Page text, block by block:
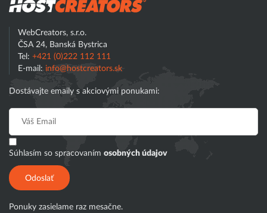
WebCreators, s.r.o.
ČSA 24, Banská Bystrica
Tel: +421 (0)222 112 111
E-mail: info@hostcreators.sk
Dostávajte emaily s akciovými ponukami:
Súhlasím so spracovaním osobných údajov
Odoslať
Ponuky zasielame raz mesačne.